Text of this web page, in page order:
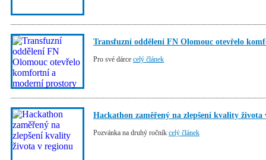
Transfuzní oddělení FN Olomouc otevřelo
Pro své dárce celý článek
Hackathon zaměřený na zlepšení kvality života
Pozvánka na druhý ročník celý článek